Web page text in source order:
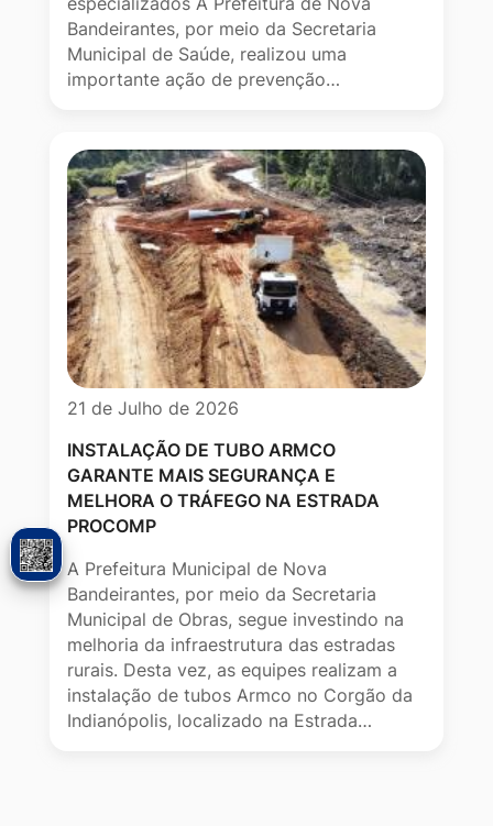
Bandeirantes, por meio da Secretaria
Municipal de Saúde, realizou uma
importante ação de prevenção…
21 de Julho de 2026
INSTALAÇÃO DE TUBO ARMCO
GARANTE MAIS SEGURANÇA E
MELHORA O TRÁFEGO NA ESTRADA
PROCOMP
A Prefeitura Municipal de Nova
Bandeirantes, por meio da Secretaria
Municipal de Obras, segue investindo na
melhoria da infraestrutura das estradas
rurais. Desta vez, as equipes realizam a
instalação de tubos Armco no Corgão da
Indianópolis, localizado na Estrada…